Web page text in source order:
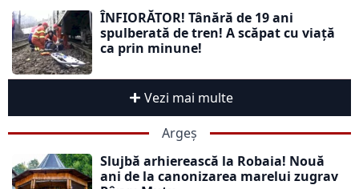
ÎNFIORĂTOR! Tânără de 19 ani
spulberată de tren! A scăpat cu viață
ca prin minune!
Vezi mai multe
Argeș
Slujbă arhierească la Robaia! Nouă
ani de la canonizarea marelui zugrav